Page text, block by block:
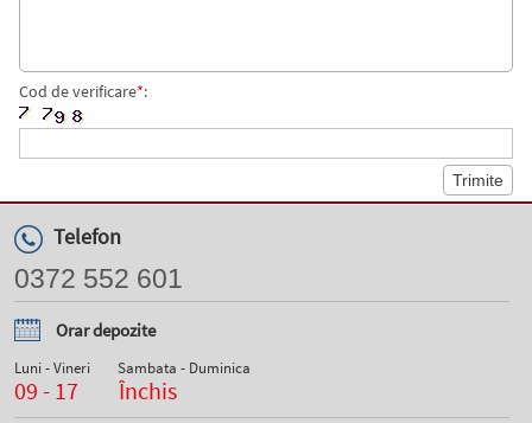
Cod de verificare*:
Telefon
0372 552 601
Orar depozite
Luni - Vineri
09 - 17
Sambata - Duminica
Închis